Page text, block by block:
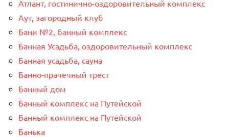
Атлант, гостинично-оздоровительный комплекс
Аут, загородный клуб
Бани №2, банный комплекс
Банная Усадьба, оздоровительный комплекс
Банная усадьба, сауна
Банно-прачечный трест
Банный дом
Банный комплекс на Путейской
Банный комплекс на Путейской
Банька